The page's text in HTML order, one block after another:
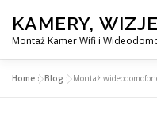
content
KAMERY,
Montaż Kamer Wifi i
Home »Blog »Montaż